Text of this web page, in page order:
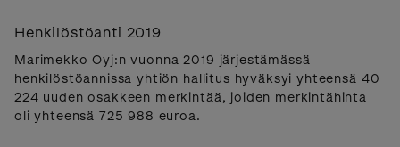
Henkilöstöanti 2019
Marimekko Oyj:n vuonna 2019 järjestämässä
henkilöstöannissa yhtiön hallitus hyväksyi yhteensä 40
224 uuden osakkeen merkintää, joiden merkintähinta
oli yhteensä 725 988 euroa.